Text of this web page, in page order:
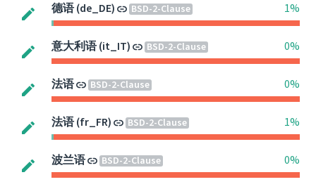
德语 (de_DE) BSD-2-Clause 1%
意大利语 (it_IT) BSD-2-Clause 0%
法语 BSD-2-Clause 0%
法语 (fr_FR) BSD-2-Clause 1%
波兰语 BSD-2-Clause 0%